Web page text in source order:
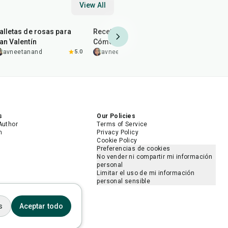
View All
de rosas para
Valentín
avneetanand 5.0
Receta de phirni (firni) |
Cómo hacer kesari phirni
en casa
avneetanand
Our Policies
Terms of Service
Privacy Policy
Cookie Policy
Preferencias de cookies
No vender ni compartir mi información
personal
Limitar el uso de mi información
personal sensible
Aceptar todo